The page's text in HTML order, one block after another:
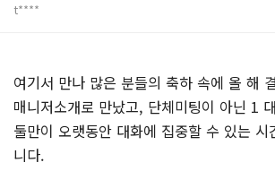
t****
여기서 만나 많은 분들의 축하 속에 올 해
매니저소개로 만났고, 단체미팅이 아닌 1
둘만이 오랫동안 대화에 집중할 수 있는 시
니다.